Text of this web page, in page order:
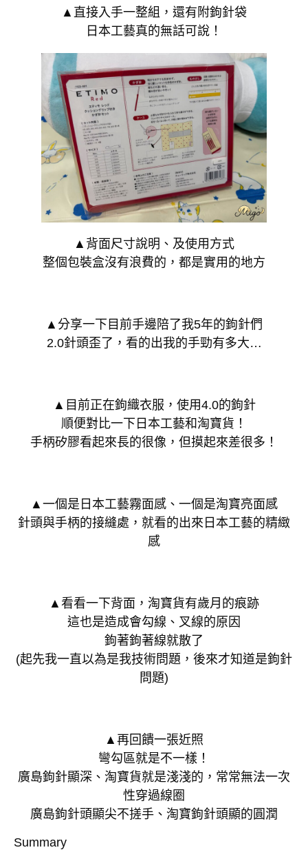
▲直接入手一整組，還有附鉤針袋
日本工藝真的無話可說！
▲背面尺寸說明、及使用方式
整個包裝盒沒有浪費的，都是實用的地方
▲分享一下目前手邊陪了我5年的鉤針們
2.0針頭歪了，看的出我的手勁有多大…
▲目前正在鉤織衣服，使用4.0的鉤針
順便對比一下日本工藝和淘寶貨！
手柄矽膠看起來長的很像，但摸起來差很多！
▲一個是日本工藝霧面感、一個是淘寶亮面感
針頭與手柄的接縫處，就看的出來日本工藝的精緻
感
▲看看一下背面，淘寶貨有歲月的痕跡
這也是造成會勾線、叉線的原因
鉤著鉤著線就散了
(起先我一直以為是我技術問題，後來才知道是鉤針
問題)
▲再回饋一張近照
彎勾區就是不一樣！
廣島鉤針顯深、淘寶貨就是淺淺的，常常無法一次
性穿過線圈
廣島鉤針頭顯尖不搓手、淘寶鉤針頭顯的圓潤
Summary